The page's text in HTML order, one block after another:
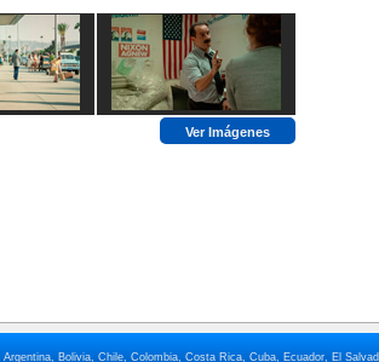
Ver Imágenes
Bolivia, Chile, Colombia, Costa Rica, Cuba, Ecuador, El